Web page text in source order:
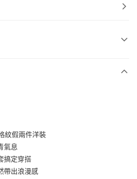
彰化商業銀行
台中商業銀行
紋假兩件洋裝
氣息
搞定穿搭
帶出浪漫感